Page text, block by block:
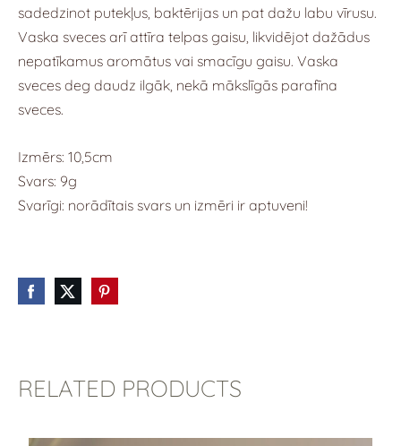
sadedzinot putekļus, baktērijas un pat dažu labu vīrusu.
Vaska sveces arī attīra telpas gaisu, likvidējot dažādus
nepatīkamus aromātus vai smacīgu gaisu. Vaska
sveces deg daudz ilgāk, nekā mākslīgās parafīna
sveces.
Izmērs: 10,5cm
Svars: 9g
Svarīgi: norādītais svars un izmēri ir aptuveni!
RELATED PRODUCTS